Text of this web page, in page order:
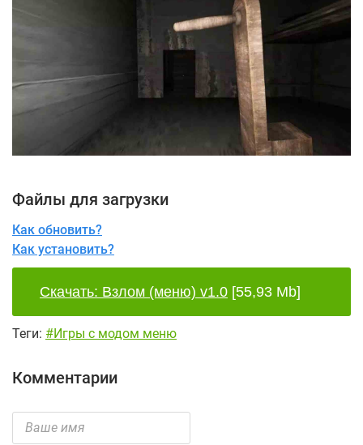
Файлы для загрузки
Как обновить?
Как установить?
Скачать: Взлом (меню) v1.0 [55,93 Mb]
Теги: #Игры с модом меню
Комментарии